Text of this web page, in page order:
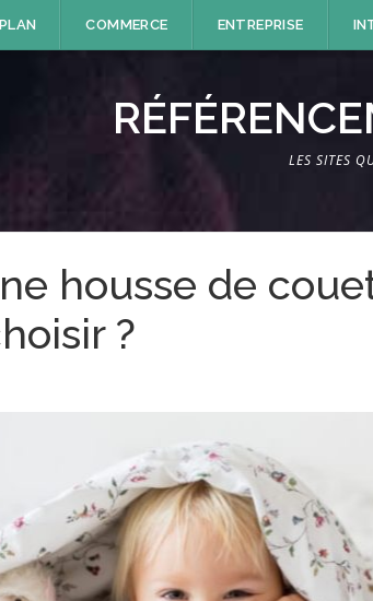
COMMERCE ENTREPRISE
LES SITES
housse de
?